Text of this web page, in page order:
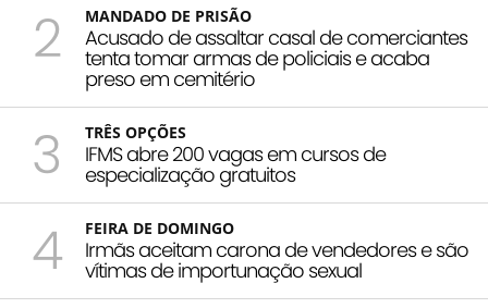
2 MANDADO DE PRISÃO
Acusado de assaltar casal de comerciantes
tenta tomar armas de policiais e acaba
preso em cemitério
3 TRÊS OPÇÕES
IFMS abre 200 vagas em cursos de
especialização gratuitos
4 FEIRA DE DOMINGO
Irmãs aceitam carona de vendedores e são
vítimas de importunação sexual